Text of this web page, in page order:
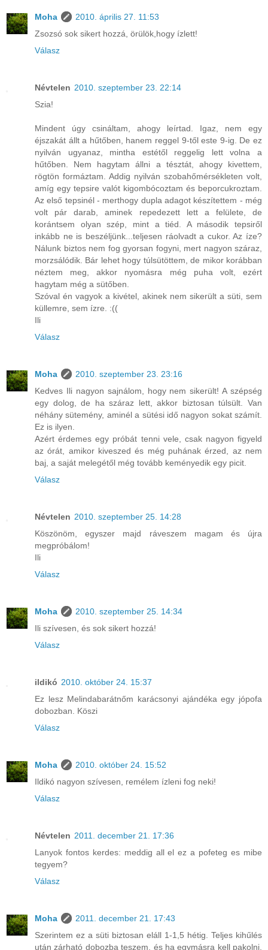
Moha
2010. április 27. 11:53
Zsozsó sok sikert hozzá, örülök,hogy ízlett!
Válasz
Névtelen 2010. szeptember 23. 22:14
Szia!
Mindent úgy csináltam, ahogy leírtad. Igaz, nem egy
éjszakát állt a hűtőben, hanem reggel 9-től este 9-ig. De ez
nyilván ugyanaz, mintha estétől reggelig lett volna a
hűtőben. Nem hagytam állni a tésztát, ahogy kivettem,
rögtön formáztam. Addig nyilván szobahőmérsékleten volt,
amíg egy tepsire valót kigombócoztam és beporcukroztam.
Az első tepsinél - merthogy dupla adagot készítettem - még
volt pár darab, aminek repedezett lett a felülete, de
korántsem olyan szép, mint a tiéd. A második tepsiről
inkább ne is beszéljünk...teljesen ráolvadt a cukor. Az íze?
Nálunk biztos nem fog gyorsan fogyni, mert nagyon száraz,
morzsálódik. Bár lehet hogy túlsütöttem, de mikor korábban
néztem meg, akkor nyomásra még puha volt, ezért
hagytam még a sütőben.
Szóval én vagyok a kivétel, akinek nem sikerült a süti, sem
küllemre, sem ízre. :((
Ili
Válasz
Moha
2010. szeptember 23. 23:16
Kedves Ili nagyon sajnálom, hogy nem sikerült! A szépség
egy dolog, de ha száraz lett, akkor biztosan túlsült. Van
néhány sütemény, aminél a sütési idő nagyon sokat számít.
Ez is ilyen.
Azért érdemes egy próbát tenni vele, csak nagyon figyeld
az órát, amikor kiveszed és még puhának érzed, az nem
baj, a saját melegétől még tovább keményedik egy picit.
Válasz
Névtelen 2010. szeptember 25. 14:28
Köszönöm, egyszer majd ráveszem magam és újra
megpróbálom!
Ili
Válasz
Moha
2010. szeptember 25. 14:34
Ili szívesen, és sok sikert hozzá!
Válasz
ildikó 2010. október 24. 15:37
Ez lesz Melindabarátnőm karácsonyi ajándéka egy jópofa
dobozban. Köszi
Válasz
Moha
2010. október 24. 15:52
Ildikó nagyon szívesen, remélem ízleni fog neki!
Válasz
Névtelen 2011. december 21. 17:36
Lanyok fontos kerdes: meddig all el ez a pofeteg es mibe
tegyem?
Válasz
Moha
2011. december 21. 17:43
Szerintem ez a süti biztosan eláll 1-1,5 hétig. Teljes kihűlés
után zárható dobozba teszem, és ha egymásra kell pakolni,